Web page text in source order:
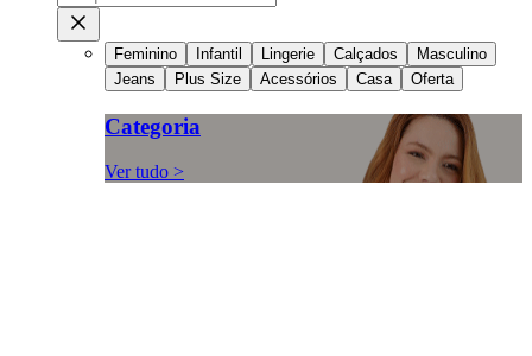
Feminino Infantil Lingerie Calçados
Masculino
Jeans
Plus Size Acessórios Casa Oferta
Categoria
Ver tudo >